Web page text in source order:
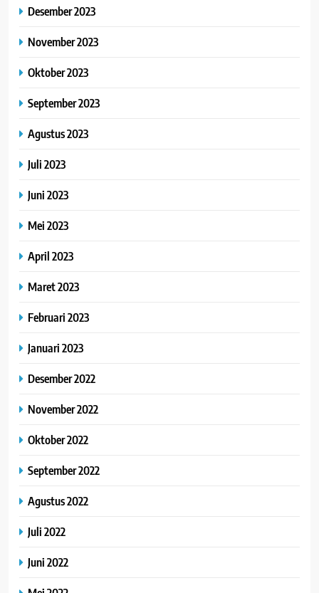
Desember 2023
November 2023
Oktober 2023
September 2023
Agustus 2023
Juli 2023
Juni 2023
Mei 2023
April 2023
Maret 2023
Februari 2023
Januari 2023
Desember 2022
November 2022
Oktober 2022
September 2022
Agustus 2022
Juli 2022
Juni 2022